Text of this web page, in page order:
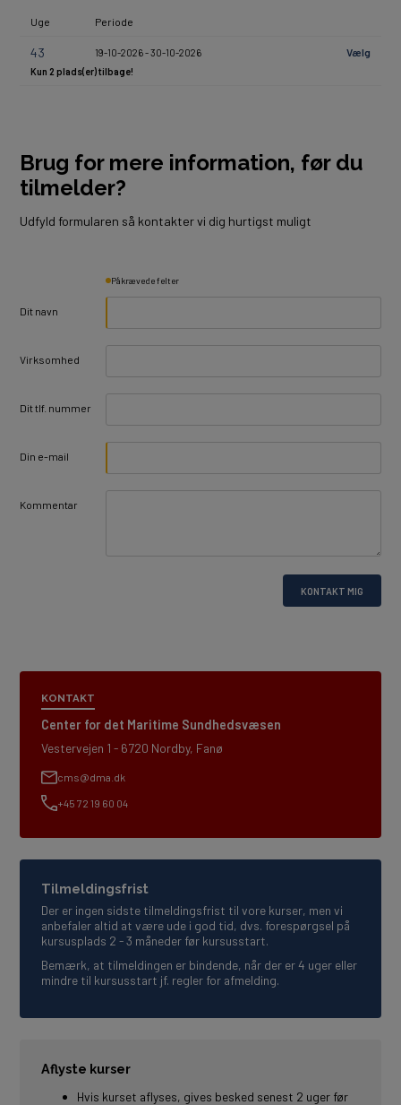
Uge Periode
43 19-10-2026 - 30-10-2026 Vælg
Kun 2 plads(er) tilbage!
Brug for mere information, før du
tilmelder?
Udfyld formularen så kontakter vi dig hurtigst muligt
Påkrævede felter
Dit navn
Virksomhed
Dit tlf. nummer
Din e-mail
Kommentar
KONTAKT MIG
KONTAKT
Center for det Maritime Sundhedsvæsen
Vestervejen 1 - 6720 Nordby, Fanø
cms@dma.dk
+45 72 19 60 04
Tilmeldingsfrist
Der er ingen sidste tilmeldingsfrist til vore kurser, men vi
anbefaler altid at være ude i god tid, dvs. forespørgsel på
kursusplads 2 - 3 måneder før kursusstart.
Bemærk, at tilmeldingen er bindende, når der er 4 uger eller
mindre til kursusstart jf. regler for afmelding.
Aflyste kurser
Hvis kurset aflyses, gives besked senest 2 uger før